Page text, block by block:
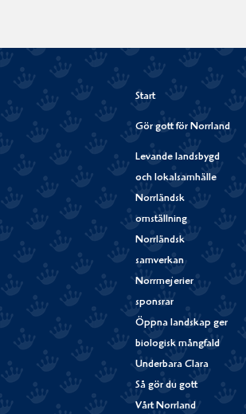
Start
Gör gott för Norrland
Levande landsbygd
och lokalsamhälle
Norrländsk
omställning
Norrländsk
samverkan
Norrmejerier
sponsrar
Öppna landskap ger
biologisk mångfald
Underbara Clara
Så gör du gott
Vårt Norrland